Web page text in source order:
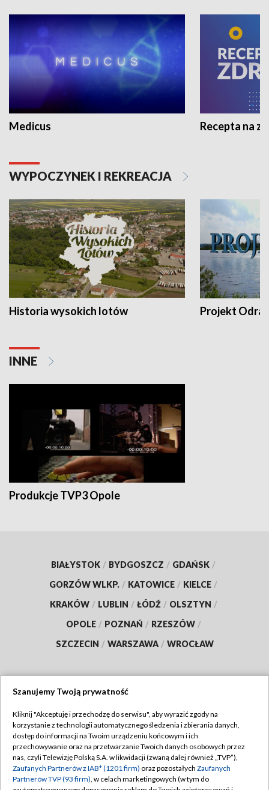
Medicus Recepta na
WYPOCZYNEK I REKREACJA
Historia wysokich lotów Projekt Odra
INNE
Produkcje TVP3 Opole
BIAŁYSTOK / BYDGOSZCZ / GDAŃSK /
GORZÓW WLKP. / KATOWICE / KIELCE /
KRAKÓW / LUBLIN / ŁÓDŹ / OLSZTYN /
OPOLE / POZNAŃ / RZESZÓW /
SZCZECIN / WARSZAWA / WROCŁAW
TVP
Abonament TVP
Emisja w TVP
Centrum informacji TVP
Regulamin TVP
Polityka prywatności
Szanujemy Twoją prywatność
Kliknij "Akceptuję i przechodzę do serwisu", aby wyrazić zgody na
korzystanie z technologii automatycznego śledzenia i zbierania danych,
dostęp do informacji na Twoim urządzeniu końcowym i ich
przechowywanie oraz na przetwarzanie Twoich danych osobowych przez
nas, czyli Telewizję Polską S.A. w likwidacji (zwaną dalej również „TVP”),
Zaufanych Partnerów z IAB* (1201 firm) oraz pozostałych Zaufanych
Partnerów TVP (93 firm), w celach marketingowych (w tym do